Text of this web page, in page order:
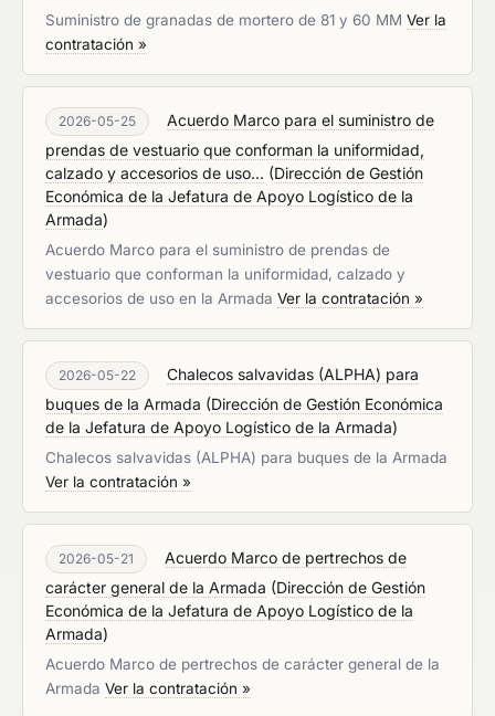
Suministro de granadas de mortero de 81 y 60 MM Ver la
contratación »
2026-05-25
Acuerdo Marco para el suministro de
prendas de vestuario que conforman la uniformidad,
calzado y accesorios de uso... (Dirección de Gestión
Económica de la Jefatura de Apoyo Logístico de la
Armada)
Acuerdo Marco para el suministro de prendas de
vestuario que conforman la uniformidad, calzado y
accesorios de uso en la Armada Ver la contratación »
2026-05-22
Chalecos salvavidas (ALPHA) para
buques de la Armada (Dirección de Gestión Económica
de la Jefatura de Apoyo Logístico de la Armada)
Chalecos salvavidas (ALPHA) para buques de la Armada
Ver la contratación »
2026-05-21
Acuerdo Marco de pertrechos de
carácter general de la Armada (Dirección de Gestión
Económica de la Jefatura de Apoyo Logístico de la
Armada)
Acuerdo Marco de pertrechos de carácter general de la
Armada Ver la contratación »